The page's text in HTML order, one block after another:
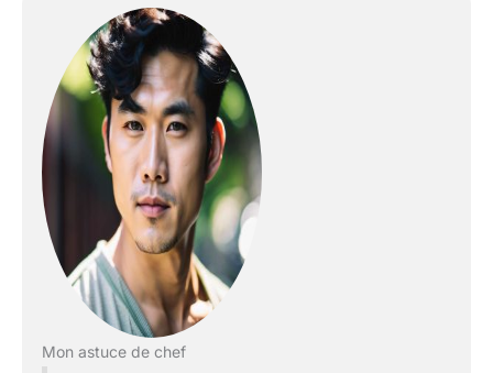
Mon astuce de chef